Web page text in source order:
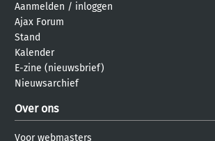
Aanmelden / inloggen
Ajax Forum
Stand
Kalender
E-zine (nieuwsbrief)
Nieuwsarchief
Over ons
Voor webmasters